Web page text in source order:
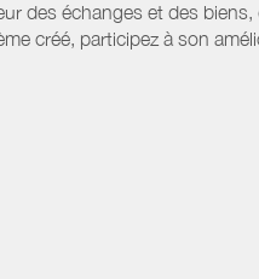
des échanges et des
créé, participez à son